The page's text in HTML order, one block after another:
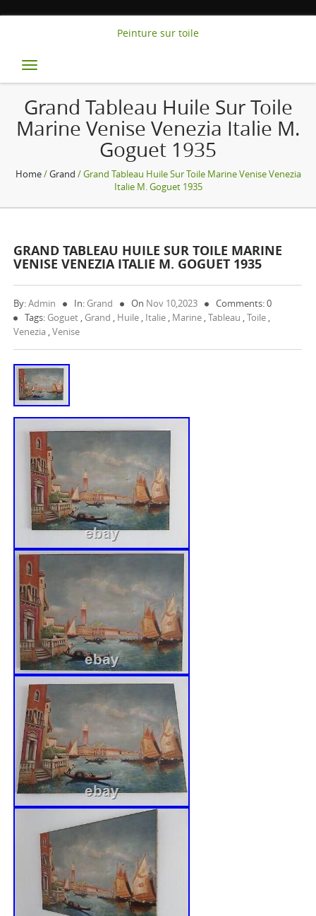
Peinture sur toile
Toggle
navigation
Grand Tableau Huile Sur Toile
Marine Venise Venezia Italie M.
Goguet 1935
Home/Grand / Grand Tableau Huile Sur Toile Marine Venise Venezia
Italie M. Goguet 1935
GRAND TABLEAU HUILE SUR TOILE MARINE
VENISE VENEZIA ITALIE M. GOGUET 1935
By:Admin In: Grand On Nov 10,2023
Comments: 0
Tags: Goguet , Grand , Huile , Italie , Marine ,Tableau ,Toile ,
Venezia ,Venise